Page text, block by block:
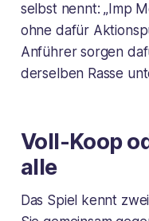
selbst nennt: „Imp
ohne dafür
Anführer sorgen
derselben Rasse
Voll-Koop
alle
Das Spiel kennt